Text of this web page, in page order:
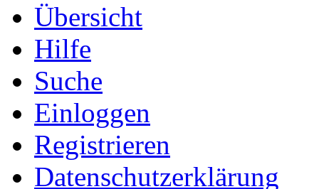
Übersicht
Hilfe
Suche
Einloggen
Registrieren
Datenschutzerklärung